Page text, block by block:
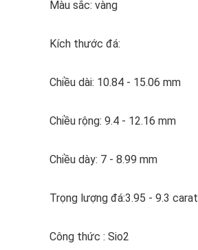
Màu sắc: vàng
Kích thước đá:
Chiều dài: 10.84 - 15.06 mm
Chiều rộng: 9.4 - 12.16 mm
Chiều dày: 7 - 8.99 mm
Trọng lượng đá:3.95 - 9.3 carat
Công thức : Sio2